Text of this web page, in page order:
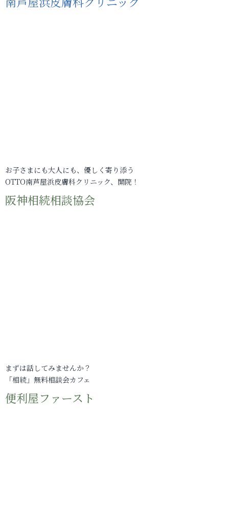
お子さまにも大人にも、優しく寄り添う
OTTO南芦屋浜皮膚科クリニック、開院！
阪神相続相談協会
まずは話してみませんか？
「相続」無料相談会カフェ
便利屋ファースト